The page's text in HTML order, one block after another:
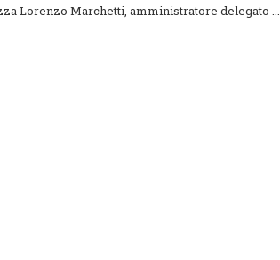
Lorenzo Marchetti, amministratore delegato ...